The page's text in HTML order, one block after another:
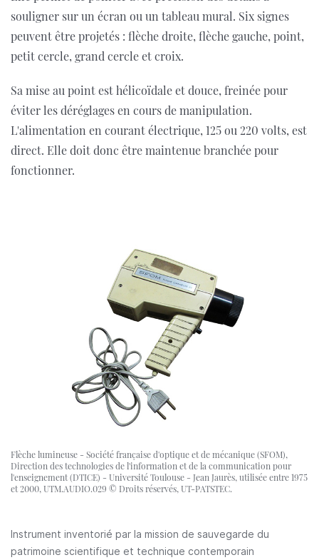
souligner sur un écran ou un tableau mural. Six signes
peuvent être projetés : flèche droite, flèche gauche, point,
petit cercle, grand cercle et croix.
Sa mise au point est hélicoïdale et douce, freinée pour
éviter les déréglages en cours de manipulation.
L'alimentation en courant électrique, 125 ou 220 volts, est
direct. Elle doit donc être maintenue branchée pour
fonctionner.
Flèche lumineuse - Société française d'optique et de mécanique (SFOM),
Direction des technologies de l'information et de la communication pour
l'enseignement (DTICE) - Université Toulouse - Jean Jaurès, utilisée entre 1975
et 2000, UTM.AUDIO.029 © Droits réservés, UT-PATSTEC.
Instrument inventorié par la mission de sauvegarde du
patrimoine scientifique et technique contemporain